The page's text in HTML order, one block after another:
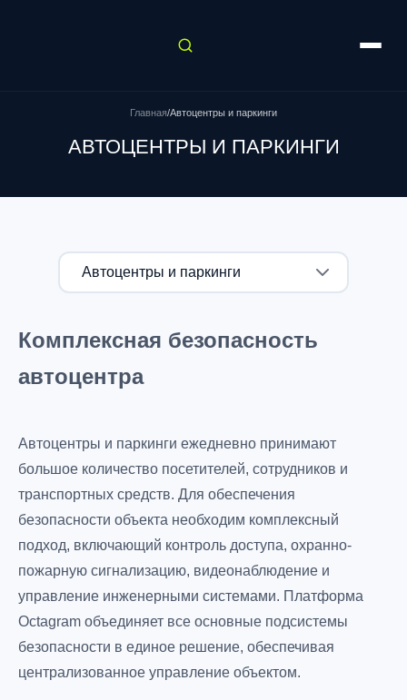
Главная/Автоцентры и паркинги
АВТОЦЕНТРЫ И ПАРКИНГИ
Комплексная безопасность
автоцентра
Автоцентры и паркинги ежедневно принимают
большое количество посетителей, сотрудников и
транспортных средств. Для обеспечения
безопасности объекта необходим комплексный
подход, включающий контроль доступа, охранно-
пожарную сигнализацию, видеонаблюдение и
управление инженерными системами. Платформа
Octagram объединяет все основные подсистемы
безопасности в единое решение, обеспечивая
централизованное управление объектом.